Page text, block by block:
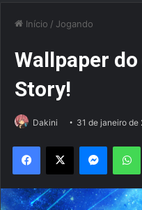
Início / Jogando
Wallpaper
Story!
Dakini 31 de janeiro de